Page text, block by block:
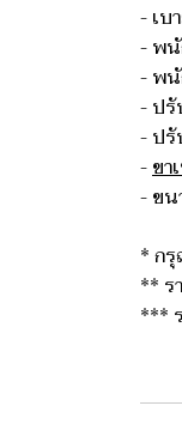
- เบ
- พนั
- พนั
- ป
- ปรั
-ขา
- ขน
* ก
** ร
***